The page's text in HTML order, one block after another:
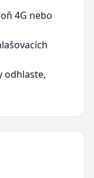
4G nebo
odhlaste,